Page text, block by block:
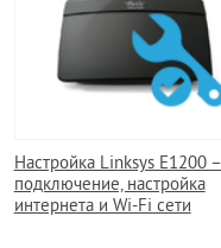
Настройка Linksys E1200 –
подключение, настройка
интернета и Wi-Fi сети